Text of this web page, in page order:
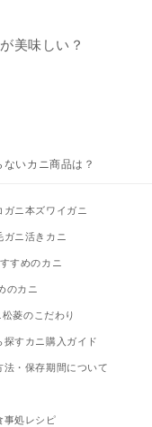
美味しい？
いカニ商品は？
ガニ 本ズワイガニ
ガニ 活きカニ
すめのカニ
のカニ
松菱のこだわり
探すカニ購入ガイド
・保存期間について
事処レシピ